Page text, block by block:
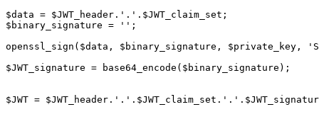
$data = $JWT_header.'.'.$JWT_claim_set;
$binary_signature = '';
openssl_sign($data, $binary_signature, $private_key,
$JWT_signature = base64_encode($binary_signature);
$JWT =